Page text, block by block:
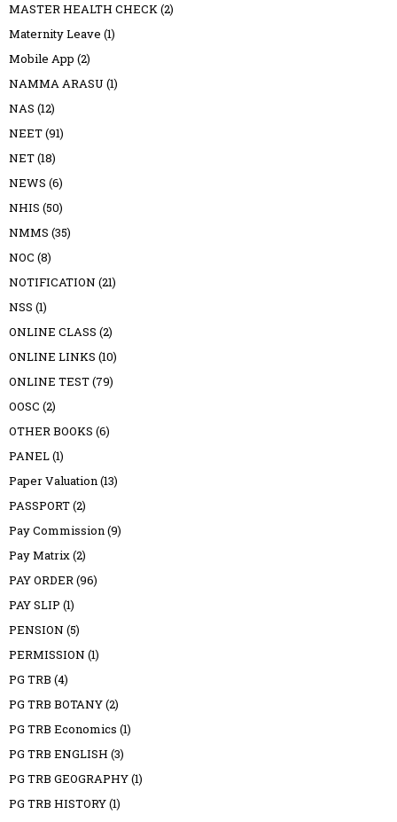
MASTER HEALTH CHECK(2)
Maternity Leave (1)
Mobile App (2)
NAMMA ARASU (1)
NAS (12)
NEET(91)
NET(18)
NEWS (6)
NHIS (50)
NMMS (35)
NOC (8)
NOTIFICATION (21)
NSS (1)
ONLINE CLASS (2)
ONLINE LINKS (10)
ONLINE TEST(79)
OOSC (2)
OTHER BOOKS (6)
PANEL(1)
Paper Valuation(13)
PASSPORT(2)
Pay Commission(9)
Pay Matrix(2)
PAY ORDER(96)
PAY SLIP (1)
PENSION (5)
PERMISSION (1)
PG TRB (4)
PG TRB BOTANY(2)
PG TRB Economics (1)
PG TRB ENGLISH (3)
PG TRB GEOGRAPHY(1)
PG TRB HISTORY(1)